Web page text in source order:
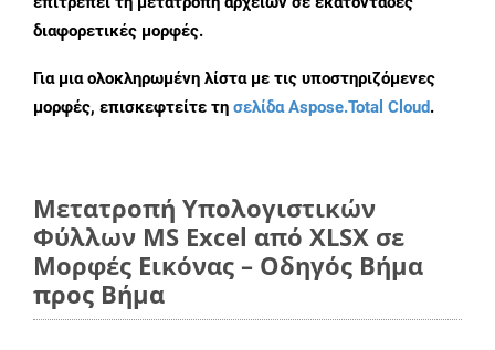
διαφορετικές μορφές.
Για μια ολοκληρωμένη λίστα με τις υποστηριζόμενες
μορφές, επισκεφτείτε τη σελίδα Aspose.Total Cloud.
Μετατροπή Υπολογιστικών
Φύλλων MS Excel από XLSX σε
Μορφές Εικόνας – Οδηγός Βήμα
προς Βήμα